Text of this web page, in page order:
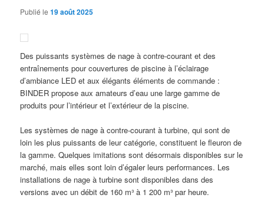
Publié le19 août 2025
Des puissants systèmes de nage à contre-courant et des
entraînements pour couvertures de piscine à l’éclairage
d’ambiance LED et aux élégants éléments de commande :
BINDER propose aux amateurs d’eau une large gamme de
produits pour l’intérieur et l’extérieur de la piscine.
Les systèmes de nage à contre-courant à turbine, qui sont de
loin les plus puissants de leur catégorie, constituent le fleuron de
la gamme. Quelques imitations sont désormais disponibles sur le
marché, mais elles sont loin d’égaler leurs performances. Les
installations de nage à turbine sont disponibles dans des
versions avec un débit de 160 m³ à 1 200 m³ par heure.